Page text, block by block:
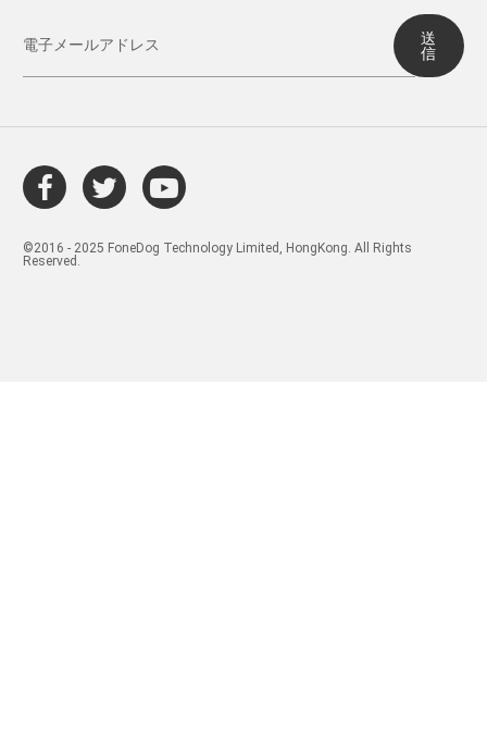
送
信
©2016 - 2025 FoneDog Technology Limited, HongKong. All Rights
Reserved.